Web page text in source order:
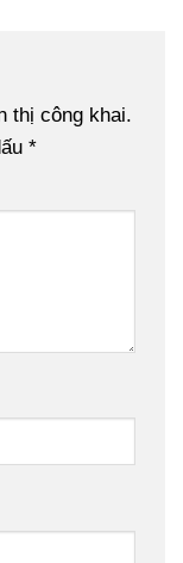
thị công khai.
*